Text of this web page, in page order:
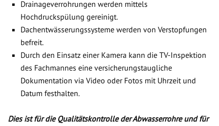
Drainageverrohrungen werden mittels
Hochdruckspülung gereinigt.
Dachentwässerungssysteme werden von Verstopfungen
befreit.
Durch den Einsatz einer Kamera kann die TV-Inspektion
des Fachmannes eine versicherungstaugliche
Dokumentation via Video oder Fotos mit Uhrzeit und
Datum festhalten.
Dies ist für die Qualitätskontrolle der Abwasserrohre und für